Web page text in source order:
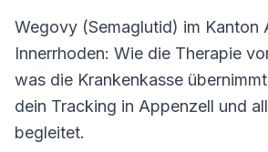
Wegovy (Semaglutid) im Kanton
Innerrhoden: Wie die Therapie
was die Krankenkasse
dein Tracking in Appenzell und
begleitet.